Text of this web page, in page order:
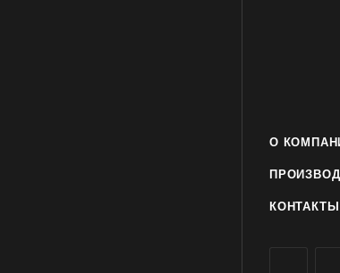
- Конечная
О
КОНТАКТЫ